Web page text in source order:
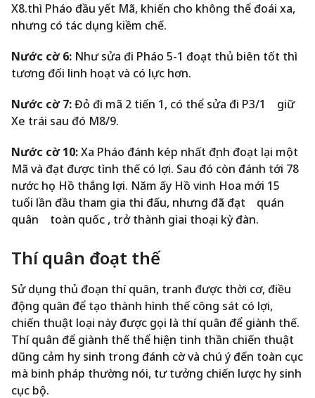
X8.thì Pháo đầu yết Mã, khiến cho không thể đoái xa,
nhưng có tác dụng kiềm chế.
Nước cờ 6: Như sửa đi Pháo 5-1 đoạt thủ biên tốt thì
tương đối linh hoạt và có lực hơn.
Nước cờ 7:Đỏ đi mã 2 tiến 1, có thể sửa đi P3/1 giữ
Xe trái sau đó M8/9.
Nước cờ 10:Xa Pháo đánh kép nhất định đoạt lại một
Mã và đạt được tình thế có lợi. Sau đó còn đánh tới 78
nước họ Hồ thắng lợi. Năm ấy Hồ vinh Hoa mới 15
tuổi lần đầu tham gia thi đấu, nhưng đã đạt quán
quân toàn quốc , trở thành giai thoại kỳ đàn.
Thí quân đoạt thế
Sử dụng thủ đoạn thí quân, tranh được thời cơ, điều
động quân để tạo thành hình thế công sát có lợi,
chiến thuật loại này được gọi là thí quân để giành thế.
Thí quân để giành thế thể hiện tinh thần chiến thuật
dũng cảm hy sinh trong đánh cờ và chú ý đến toàn cục
mà binh pháp thường nói, tư tưởng chiến lược hy sinh
cục bộ.